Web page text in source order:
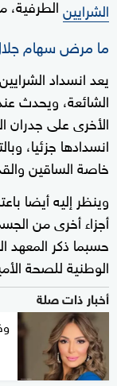
الشرايينالطرفية،
ما مرض سهام
يعد انسداد
الشائعة، ويحدث
الأخرى على جدران
انسدادها جزئيا،
خاصة الساقين
وينظر إليه أيضا
أجزاء أخرى من
حسبما ذكر المعهد
الوطنية للصحة
أخبار ذات صلة